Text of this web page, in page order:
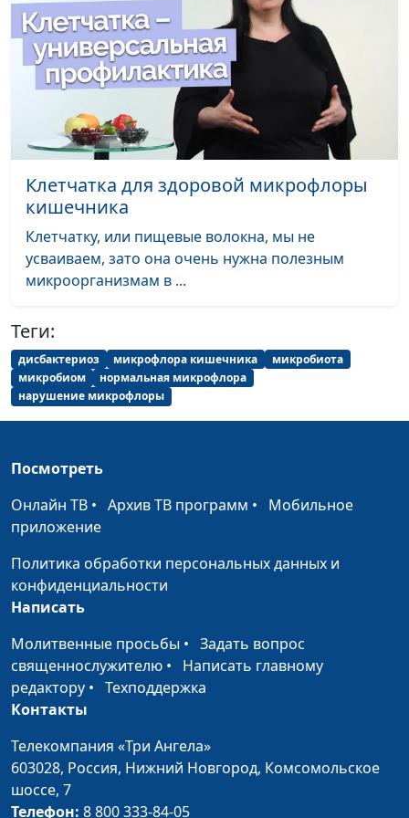
Зубные проблемы
Анастасия Сергеева, Елена
Валентиновна и Павел
Викторович Малинины
протезирования
Анастасия Сергеева, Елена
Валентиновна и Павел
Викторович Малинины
Виниры и
люминиры: как
выбрать
микропротезы для
зубов?
Анастасия Сергеева, Елена
Викторович Малинины
отбеливании зубов
Викторович Малинины
Что делать при
зубной боли?
Валентиновна и Павел
Кариес:
профилактика и
лечение
Валентиновна и Павел
Правильный уход
за зубами (вторая
часть)
Анастасия Сергеева, Елена
Правильный уход
за зубами (первая
часть)
Анастасия Сергеева, Елена
Валентиновна и Павел
Викторович Малинины
Как устроены наши
зубы
Валентиновна и Павел
Викторович Малинины
Безопасность
Анастасия Сергеева,
Клетчатка для здоровой микрофлоры
кишечника
Клетчатку, или пищевые волокна, мы не
усваиваем, зато она очень нужна полезным
микроорганизмам в ...
Теги:
дисбактериоз микрофлора кишечника
микробиота
микробиом
нормальная микрофлора
нарушение микрофлоры
Посмотреть
Онлайн ТВ • Архив ТВ программ • Мобильное
приложение
Политика обработки персональных данных и
конфиденциальности
Написать
Молитвенные просьбы • Задать вопрос
священнослужителю • Написать главному
редактору • Техподдержка
Контакты
Телекомпания «Три Ангела»
603028, Россия, Нижний Новгород, Комсомольское
шоссе, 7
Телефон: 8 800 333-84-05